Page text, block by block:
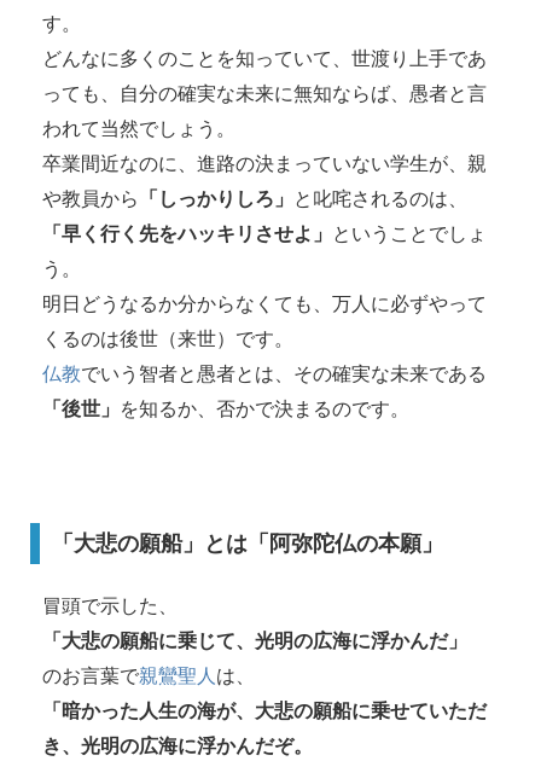
す。
どんなに多くのことを知っていて、世渡り上手であ
っても、自分の確実な未来に無知ならば、愚者と言
われて当然でしょう。
卒業間近なのに、進路の決まっていない学生が、親
や教員から
「しっかりしろ」
と叱咤されるのは、
「早く行く先をハッキリさせよ」
ということでしょ
う。
明日どうなるか分からなくても、万人に必ずやって
くるのは後世（来世）です。
仏教でいう智者と愚者とは、その確実な未来である
「後世」
を知るか、否かで決まるのです。
「大悲の願船」とは「阿弥陀仏の本願」
冒頭で示した、
「大悲の願船に乗じて、光明の広海に浮かんだ」
のお言葉で親鸞聖人 は、
「暗かった人生の海が、大悲の願船に乗せていただ
き、光明の広海に浮かんだぞ。